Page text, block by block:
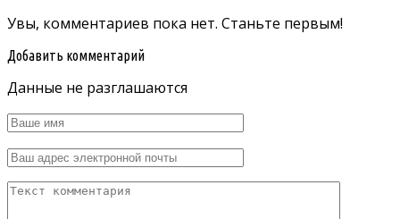
Увы, комментариев пока нет. Станьте первым!
Добавить комментарий
Данные не разглашаются